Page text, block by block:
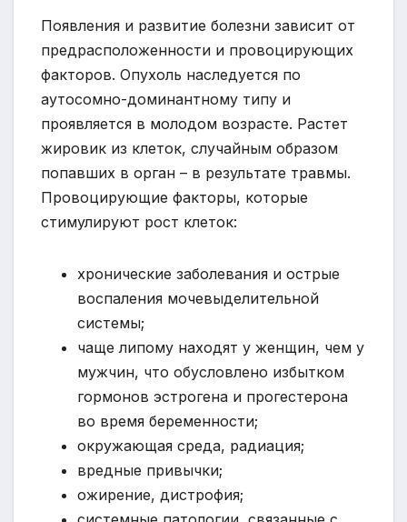
Появления и развитие болезни зависит от
предрасположенности и провоцирующих
факторов. Опухоль наследуется по
аутосомно-доминантному типу и
проявляется в молодом возрасте. Растет
жировик из клеток, случайным образом
попавших в орган – в результате травмы.
Провоцирующие факторы, которые
стимулируют рост клеток:
хронические заболевания и острые
воспаления мочевыделительной
системы;
чаще липому находят у женщин, чем у
мужчин, что обусловлено избытком
гормонов эстрогена и прогестерона
во время беременности;
окружающая среда, радиация;
вредные привычки;
ожирение, дистрофия;